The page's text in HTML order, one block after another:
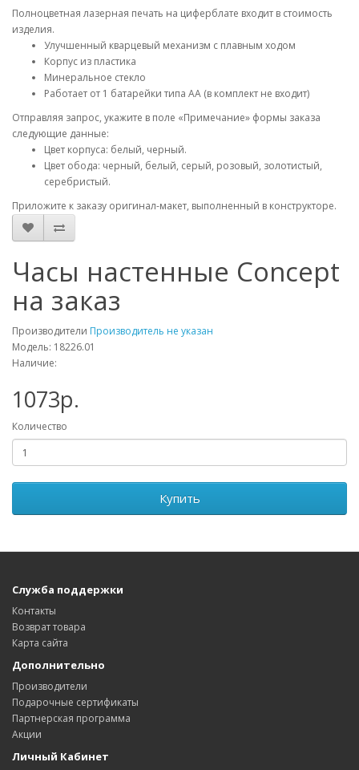
Полноцветная лазерная печать на циферблате входит в стоимость
изделия.
Улучшенный кварцевый механизм с плавным ходом
Корпус из пластика
Минеральное стекло
Работает от 1 батарейки типа AA (в комплект не входит)
Отправляя запрос, укажите в поле «Примечание» формы заказа
следующие данные:
Цвет корпуса: белый, черный.
Цвет обода: черный, белый, серый, розовый, золотистый,
серебристый.
Приложите к заказу оригинал-макет, выполненный в конструкторе.
Часы настенные Concept
на заказ
Производители Производитель не указан
Модель: 18226.01
Наличие:
1073р.
Количество
Купить
Служба поддержки
Контакты
Возврат товара
Карта сайта
Дополнительно
Производители
Подарочные сертификаты
Партнерская программа
Акции
Личный Кабинет